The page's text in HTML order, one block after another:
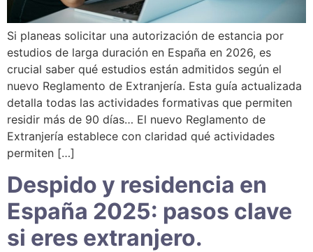
Si planeas solicitar una autorización de estancia por
estudios de larga duración en España en 2026, es
crucial saber qué estudios están admitidos según el
nuevo Reglamento de Extranjería. Esta guía actualizada
detalla todas las actividades formativas que permiten
residir más de 90 días… El nuevo Reglamento de
Extranjería establece con claridad qué actividades
permiten […]
Despido y residencia en
España 2025: pasos clave
si eres extranjero.